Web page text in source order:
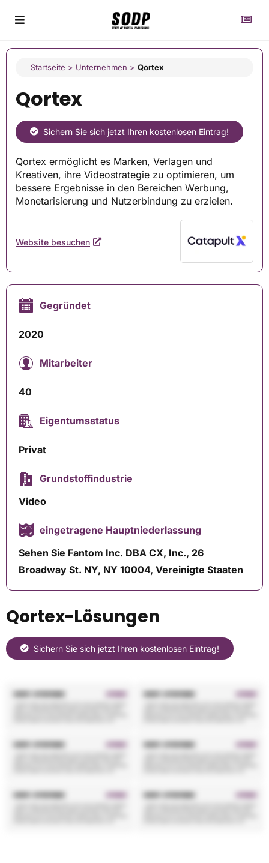
Startseite > Unternehmen > Qortex
Qortex
Sichern Sie sich jetzt Ihren kostenlosen Eintrag!
Qortex ermöglicht es Marken, Verlagen und
Kreativen, ihre Videostrategie zu optimieren, um
bessere Ergebnisse in den Bereichen Werbung,
Monetarisierung und Nutzerbindung zu erzielen.
Website besuchen
Gegründet
2020
Mitarbeiter
40
Eigentumsstatus
Privat
Grundstoffindustrie
Video
eingetragene Hauptniederlassung
Sehen Sie Fantom Inc. DBA CX, Inc., 26
Broadway St. NY, NY 10004, Vereinigte Staaten
Qortex-Lösungen
Sichern Sie sich jetzt Ihren kostenlosen Eintrag!